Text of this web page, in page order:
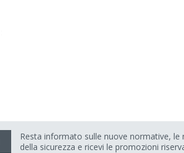
Resta informato sulle nuove normative, le
della sicurezza e ricevi le promozioni